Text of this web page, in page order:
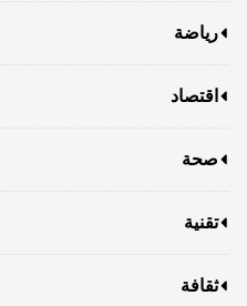
رياضة
اقتصاد
صحة
تقنية
ثقافة